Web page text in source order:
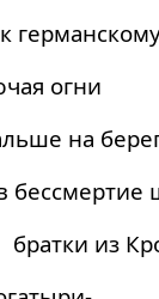
огни
на
бессмертие
из